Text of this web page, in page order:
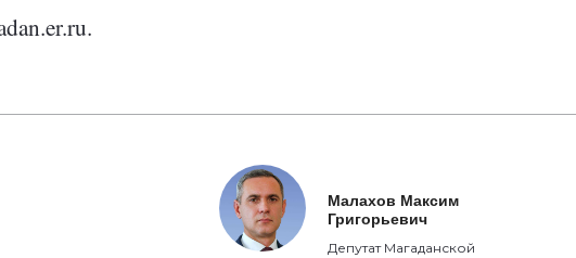
Малахов Максим
Григорьевич
Депутат Магаданской